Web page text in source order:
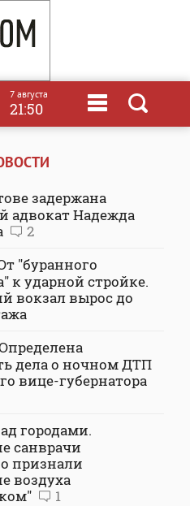
7 августа
21:50
задержана
адвокат Надежда
2
"буранного
к ударной стройке.
вокзал вырос до
дела о ночном ДТП
вице-губернатора
городами.
санврачи
признали
воздуха
1